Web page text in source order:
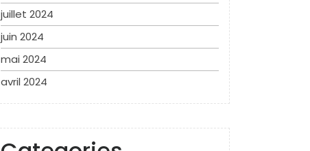
juillet 2024
juin 2024
mai 2024
avril 2024